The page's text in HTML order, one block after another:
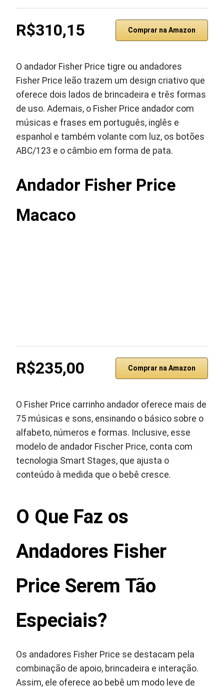
R$310,15 Comprar na Amazon
O andador Fisher Price tigre ou andadores
Fisher Price leão trazem um design criativo que
oferece dois lados de brincadeira e três formas
de uso. Ademais, o Fisher Price andador com
músicas e frases em português, inglês e
espanhol e também volante com luz, os botões
ABC/123 e o câmbio em forma de pata.
Andador Fisher Price
Macaco
R$235,00 Comprar na Amazon
O Fisher Price carrinho andador oferece mais de
75 músicas e sons, ensinando o básico sobre o
alfabeto, números e formas. Inclusive, esse
modelo de andador Fischer Price, conta com
tecnologia Smart Stages, que ajusta o
conteúdo à medida que o bebê cresce.
O Que Faz os
Andadores Fisher
Price Serem Tão
Especiais?
Os andadores Fisher Price se destacam pela
combinação de apoio, brincadeira e interação.
Assim, ele oferece ao bebê um modo leve de